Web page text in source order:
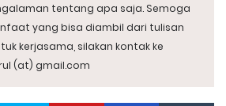
tentang apa saja. Semoga
yang bisa diambil dari tulisan
kerjasama, silakan kontak ke
(at) gmail.com